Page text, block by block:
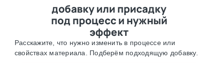
добавку или присадку
под процесс и нужный
эффект
Расскажите, что нужно изменить в процессе или
свойствах материала. Подберём подходящую добавку.